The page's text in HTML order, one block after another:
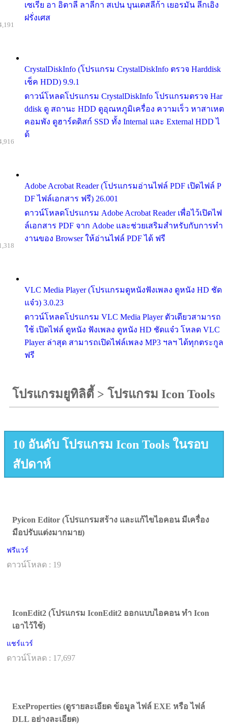
เซเรีย อา อิตาลี ลาลีกา สเปน บุนเดสลีก้า เยอรมัน ลีกเอิง
ฝรั่งเศส
CrystalDiskInfo (โปรแกรม CrystalDiskInfo ตรวจ Harddisk
เช็ค HDD) 9.9.1
ดาวน์โหลดโปรแกรม CrystalDiskInfo โปรแกรมตรวจ Har
ddisk ดู สถานะ HDD ดูอุณหภูมิเครื่อง ความเร็ว หาสาเหต
คอมพัง ดูฮาร์ดดิสก์ SSD ทั้ง Internal และ External HDD ไ
ด้
Adobe Acrobat Reader (โปรแกรมอ่านไฟล์ PDF เปิดไฟล์ P
DF ไฟล์เอกสาร ฟรี) 26.001
ดาวน์โหลดโปรแกรม Adobe Acrobat Reader เพื่อไว้เปิดไฟ
ล์เอกสาร PDF จาก Adobe และช่วยเสริมสำหรับกับการทำ
งานของ Browser ให้อ่านไฟล์ PDF ได้ ฟรี
VLC Media Player (โปรแกรมดูหนังฟังเพลง ดูหนัง HD ชัด
แจ๋ว) 3.0.23
ดาวน์โหลดโปรแกรม VLC Media Player ตัวเดียวสามารถ
ใช้ เปิดไฟล์ ดูหนัง ฟังเพลง ดูหนัง HD ชัดแจ๋ว โหลด VLC
Player ล่าสุด สามารถเปิดไฟล์เพลง MP3 ฯลฯ ได้ทุกตระกูล
ฟรี
โปรแกรมยูทิลิตี้ > โปรแกรม Icon Tools
10 อันดับ โปรแกรม Icon Tools ในรอบ
สัปดาห์
Pyicon Editor (โปรแกรมสร้าง และแก้ไขไอคอน มีเครื่อง
มือปรับแต่งมากมาย)
ฟรีแวร์
ดาวน์โหลด : 19
IconEdit2 (โปรแกรม IconEdit2 ออกแบบไอคอน ทำ Icon
เอาไว้ใช้)
แชร์แวร์
ดาวน์โหลด : 17,697
ExeProperties (ดูรายละเอียด ข้อมูล ไฟล์ EXE หรือ ไฟล์
DLL อย่างละเอียด)